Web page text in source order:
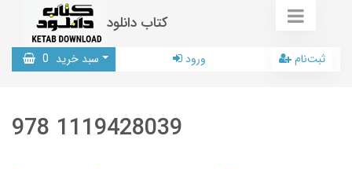
کتاب دانلود
سبد خرید 0 ورود ثبت‌نام
978 1119428039